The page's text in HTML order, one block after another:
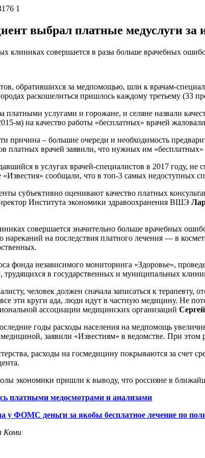
1
выбрал платные медуслуги за
клиниках совершается в разы больше врачебных
обратившихся за медпомощью, шли к врачам-
раскошелиться пришлось каждому третьему (33
платными услугами и горожане, и селяне назвали
м) на качество работы «бесплатных» врачей
причина – большие очереди и необходимость
платных врачей заявили, что нужных им
в услугах врачей-специалистов в 2017 году, не
«Известия» сообщали, что в топ-3 самых недоступных
субъективно оценивают качество платных
Института экономики здравоохранения ВШЭ
совершается значительно больше врачебных
на последствия платного лечения — в
фонда независимого мониторинга «Здоровье»,
трудящихся в государственных и муниципальных
человек должен сначала записаться к
эти круги ада, люди идут в частную медицину. Не
ассоциации медицинских организаций
годы расходы населения на медпомощь
заявили «Известиям» в ведомстве. При этом
расходы на госмедицину покрываются за счет
экономики пришли к выводу, что россияне в
платными медосмотрами и анализами
у ФОМС деньги за якобы бесплатное лечение по
Коми